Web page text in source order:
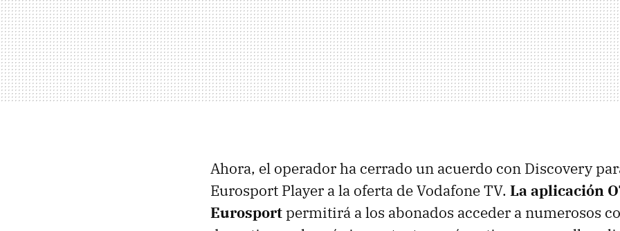
Ahora, el operador ha cerrado un acuerdo con Discovery
Eurosport Player a la oferta de Vodafone TV. La aplicación
Eurosportpermitirá a los abonados acceder a numerosos